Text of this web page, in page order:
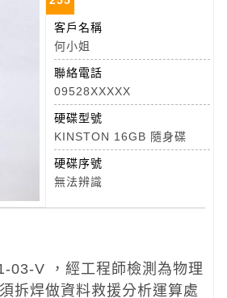
客戶名稱
何小姐
聯絡電話
09528XXXXX
硬碟型號
KINSTON 16GB 隨身碟
硬碟序號
無法辨識
03-V ，經工程師檢測為物理
拆焊做資料救援分析運算處